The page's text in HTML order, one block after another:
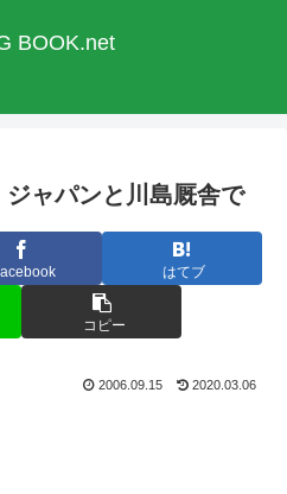
BOOK.net
ャパンと川島厩舎で
はてブ
コピー
2006.09.15 2020.03.06